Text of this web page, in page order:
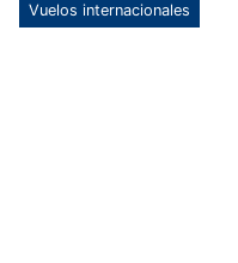
Vuelos internacionales